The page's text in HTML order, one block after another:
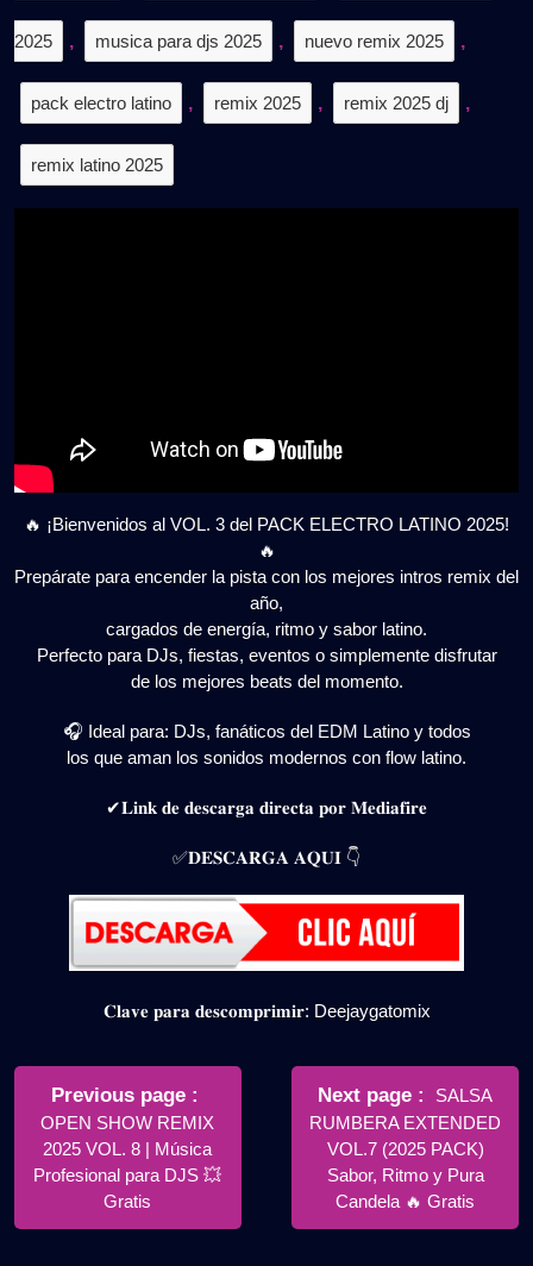
2025 , musica para djs 2025 , nuevo remix 2025 ,
pack electro latino , remix 2025 , remix 2025 dj ,
remix latino 2025
🔥 ¡Bienvenidos al VOL. 3 del PACK ELECTRO LATINO 2025!
🔥
Prepárate para encender la pista con los mejores intros remix del
año,
cargados de energía, ritmo y sabor latino.
Perfecto para DJs, fiestas, eventos o simplemente disfrutar
de los mejores beats del momento.
🎧 Ideal para: DJs, fanáticos del EDM Latino y todos
los que aman los sonidos modernos con flow latino.
✔𝐋𝐢𝐧𝐤 𝐝𝐞 𝐝𝐞𝐬𝐜𝐚𝐫𝐠𝐚 𝐝𝐢𝐫𝐞𝐜𝐭𝐚 𝐩𝐨𝐫 𝐌𝐞𝐝𝐢𝐚𝐟𝐢𝐫𝐞
✅𝐃𝐄𝐒𝐂𝐀𝐑𝐆𝐀 𝐀𝐐𝐔𝐈 👇
𝐂𝐥𝐚𝐯𝐞 𝐩𝐚𝐫𝐚 𝐝𝐞𝐬𝐜𝐨𝐦𝐩𝐫𝐢𝐦𝐢𝐫: Deejaygatomix
Navegación
entradas
Previous page
Posts
OPEN SHOW REMIX
2025 VOL. 8 | Música
Profesional para DJS 💥
Gratis
Next page
Newer
Posts
SALSA
RUMBERA EXTENDED
VOL.7 (2025 PACK)
Sabor, Ritmo y Pura
Candela 🔥 Gratis